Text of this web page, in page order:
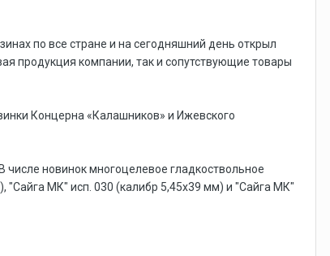
по все стране и на сегодняшний день открыл
продукция компании, так и сопутствующие товары
Концерна «Калашников» и Ижевского
новинок многоцелевое гладкоствольное
"Сайга МК" исп. 030 (калибр 5,45х39 мм) и "Сайга МК"